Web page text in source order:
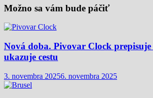
Možno sa vám bude páčiť
Nová doba. Pivovar Clock
ukazuje cestu
3. novembra 20256. novembra 2025